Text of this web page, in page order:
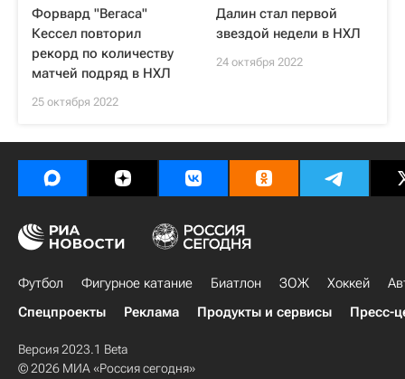
Форвард "Вегаса"
Кессел повторил
рекорд по количеству
матчей подряд в НХЛ
25 октября 2022
Далин стал первой
звездой недели в НХЛ
24 октября 2022
Футбол Фигурное катание Биатлон ЗОЖ Хоккей
Спецпроекты
Реклама Продукты и сервисы Пресс-
Версия 2023.1 Beta
© 2026 МИА «Россия сегодня»